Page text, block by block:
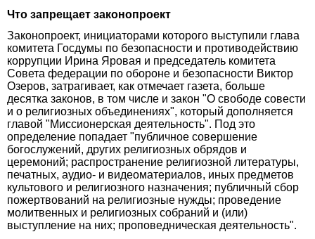
Что запрещает законопроект
Законопроект, инициаторами которого выступили глава
комитета Госдумы по безопасности и противодействию
коррупции Ирина Яровая и председатель комитета
Совета федерации по обороне и безопасности Виктор
Озеров, затрагивает, как отмечает газета, больше
десятка законов, в том числе и закон "О свободе совести
и о религиозных объединениях", который дополняется
главой "Миссионерская деятельность". Под это
определение попадает "публичное совершение
богослужений, других религиозных обрядов и
церемоний; распространение религиозной литературы,
печатных, аудио- и видеоматериалов, иных предметов
культового и религиозного назначения; публичный сбор
пожертвований на религиозные нужды; проведение
молитвенных и религиозных собраний и (или)
выступление на них; проповедническая деятельность".